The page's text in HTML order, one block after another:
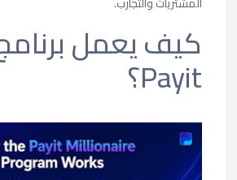
كيف يعمل
Payit؟